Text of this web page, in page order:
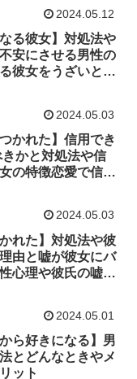
2024.05.12
る彼女】対処法や
安にさせる男性の
彼女をうざいと感
2024.05.03
かれた】信用でき
かと対処法や信
の特徴恋愛で信用
2024.05.03
れた】対処法や彼
由と嘘が彼女にバ
心理や彼氏の嘘を
2024.05.01
ら好きになる】男
とどんなときやメ
ット